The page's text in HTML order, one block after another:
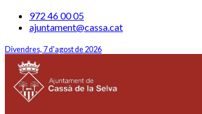
972 46 00 05
ajuntament@cassa.cat
Divendres, 7 d'agost de 2026